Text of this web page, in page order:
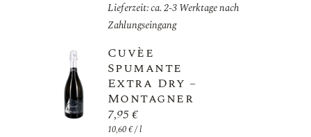
Lieferzeit: ca. 2-3 Werktage nach
Zahlungseingang
Cuvèe
Spumante
Extra Dry –
Montagner
7,95€
10,60€/l